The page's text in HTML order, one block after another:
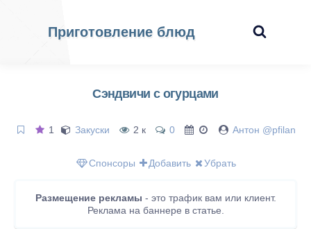
Приготовление блюд
Сэндвичи с огурцами
1 Закуски 2 к 0 Антон @pfilan
Спонсоры Добавить Убрать
Размещение рекламы - это трафик вам или клиент.
Реклама на баннере в статье.